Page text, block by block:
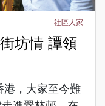
社區人家
坊情 譚領
港，大家至今難